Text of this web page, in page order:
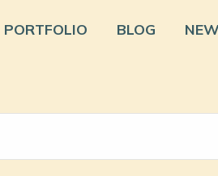
PORTFOLIO BLOG